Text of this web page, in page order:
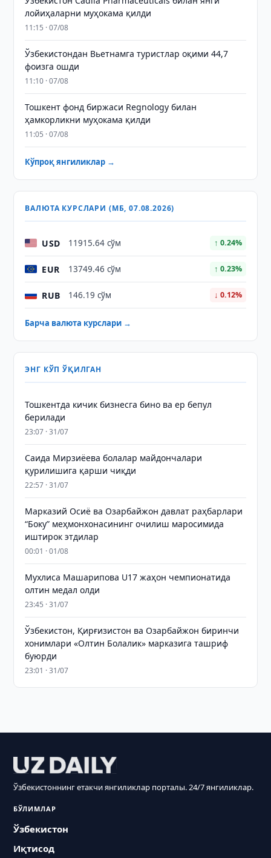
лойиҳаларни муҳокама қилди
11:15 · 07/08
Ўзбекистондан Вьетнамга туристлар оқими 44,7
фоизга ошди
11:10 · 07/08
Тошкент фонд биржаси Regnology билан
ҳамкорликни муҳокама қилди
11:05 · 07/08
Кўпроқ янгиликлар →
ВАЛЮТА КУРСЛАРИ (МБ, 07.08.2026)
USD 11915.64 сўм ↑ 0.24%
EUR 13749.46 сўм ↑ 0.23%
RUB 146.19 сўм ↓ 0.12%
Барча валюта курслари →
ЭНГ КЎП ЎҚИЛГАН
Тошкентда кичик бизнесга бино ва ер бепул
берилади
23:07 · 31/07
Саида Мирзиёева болалар майдончалари
қурилишига қарши чиқди
22:57 · 31/07
Марказий Осиё ва Озарбайжон давлат раҳбарлари
“Боку” меҳмонхонасининг очилиш маросимида
иштирок этдилар
00:01 · 01/08
Мухлиса Машарипова U17 жаҳон чемпионатида
олтин медал олди
23:45 · 31/07
Ўзбекистон, Қирғизистон ва Озарбайжон биринчи
хонимлари «Олтин Болалик» марказига ташриф
буюрди
23:01 · 31/07
Ўзбекистоннинг етакчи янгиликлар порталы. 24/7 янгиликлар.
БЎЛИМЛАР
Ўзбекистон
Иқтисод